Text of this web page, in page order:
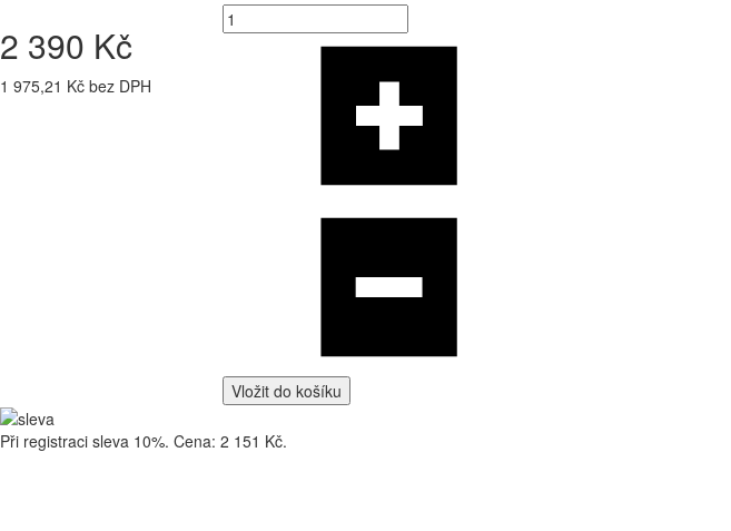
2 390 Kč
1 975,21 Kč bez DPH
Vložit do košíku
Při registraci sleva 10%. Cena: 2 151 Kč.